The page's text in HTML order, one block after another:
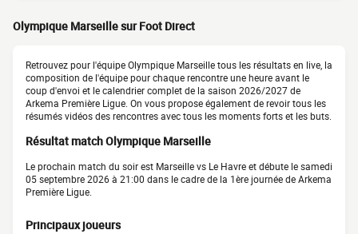
Olympique Marseille sur Foot Direct
Retrouvez pour l'équipe Olympique Marseille tous les résultats en live, la
composition de l'équipe pour chaque rencontre une heure avant le
coup d'envoi et le calendrier complet de la saison 2026/2027 de
Arkema Première Ligue. On vous propose également de revoir tous les
résumés vidéos des rencontres avec tous les moments forts et les buts.
Résultat match Olympique Marseille
Le prochain match du soir est Marseille vs Le Havre et débute le samedi
05 septembre 2026 à 21:00 dans le cadre de la 1ère journée de Arkema
Première Ligue.
Principaux joueurs